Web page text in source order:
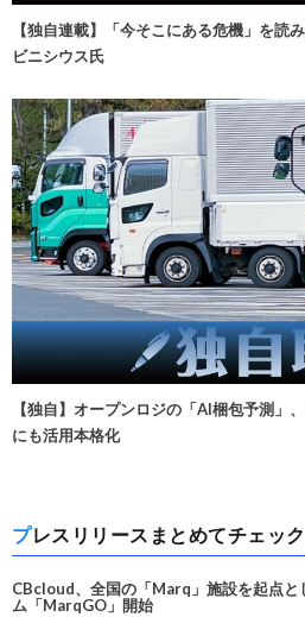
【独自連載】「今そこにある危機」を読
ビニシウス氏
【独自】オープンロジの「AI梱包予測」
にも活用本格化
プレスリリースまとめてチェック
CBcloud、全国の「Marq」施設を起点と
ム「MarqGO」開始